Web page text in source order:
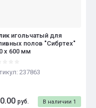
игольчатый для
полов "Сибртех"
x 600 мм
237863
В наличии 1
руб.